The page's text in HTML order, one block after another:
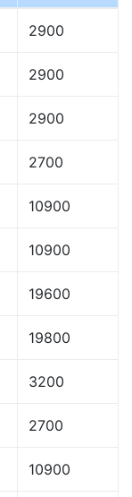
2900
2900
2900
2700
10900
10900
19600
19800
3200
2700
10900